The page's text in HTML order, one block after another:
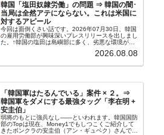
韓国「塩田奴隷労働」の問題 ⇒ 韓国の闇･
当局は全然アテにならない。これは米国に
対するアピール
今回は面倒くさい話です。2026年07月30日、韓国
の雇用労働部が興味深いプレスリリースを出しまし
た。↑韓国の塩田は島嶼部に多く、劣悪な環境が一
たといわれます（後述）。これは、いわゆる「塩田
2026.08.08
「韓国軍はたるんでいる」案件 × ２。⇒
韓国軍をダメにする最強タッグ「李在明 +
安圭伯」
弱将のもとに強兵なし――といわれます。韓国国防
部のTopは現在、Money1でもしつこくご紹介して
きたボンクラの安圭伯（アン・ギュベク）さんで